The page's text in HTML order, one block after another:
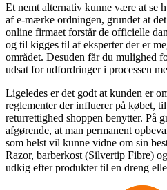
Et nemt alternativ kunne være at se
af e-mærke ordningen, grundet at
online firmaet forstår de officielle
og til kigges til af eksperter der er
området. Desuden får du mulighed
udsat for udfordringer i processen
Ligeledes er det godt at kunden er
reglementer der influerer på købet,
returrettighed shoppen benytter. På
afgørende, at man permanent
som helst vil kunne vidne om sin
Razor, barberkost (Silvertip Fibre)
udkig efter produkter til en dreng